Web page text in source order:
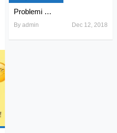
Problemi …
Byadmin Dec 12, 2018